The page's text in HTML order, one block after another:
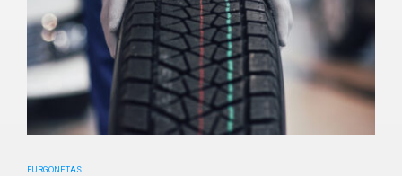
FURGONETAS